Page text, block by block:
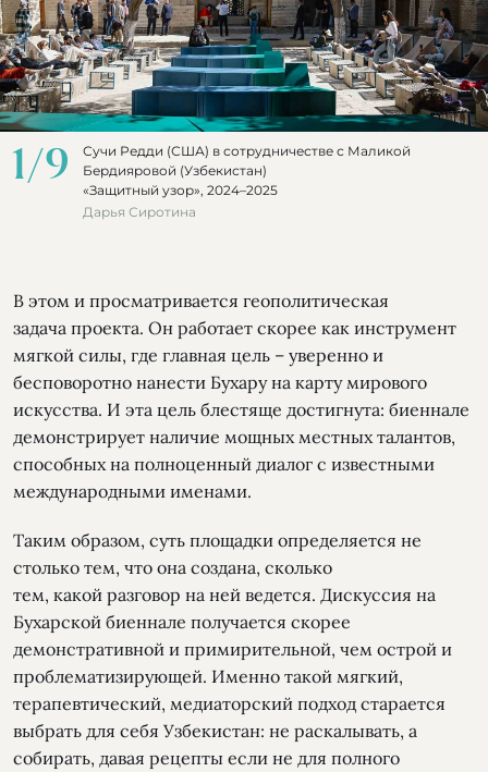
1/9
Сучи Редди (США) в сотрудничестве с Маликой
Бердияровой (Узбекистан)
«Защитный узор», 2024–2025
Дарья Сиротина
В этом и просматривается геополитическая
задача проекта. Он работает скорее как инструмент
мягкой силы, где главная цель – уверенно и
бесповоротно нанести Бухару на карту мирового
искусства. И эта цель блестяще достигнута: биеннале
демонстрирует наличие мощных местных талантов,
способных на полноценный диалог с известными
международными именами.
Таким образом, суть площадки определяется не
столько тем, что она создана, сколько
тем, какой разговор на ней ведется. Дискуссия на
Бухарской биеннале получается скорее
демонстративной и примирительной, чем острой и
проблематизирующей. Именно такой мягкий,
терапевтический, медиаторский подход старается
выбрать для себя Узбекистан: не раскалывать, а
собирать, давая рецепты если не для полного